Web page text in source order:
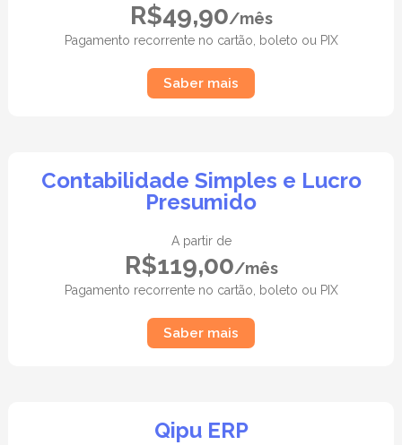
R$49,90/mês
Pagamento recorrente no cartão, boleto ou PIX
Saber mais
Contabilidade Simples e Lucro
Presumido
A partir de
R$119,00/mês
Pagamento recorrente no cartão, boleto ou PIX
Saber mais
Qipu ERP